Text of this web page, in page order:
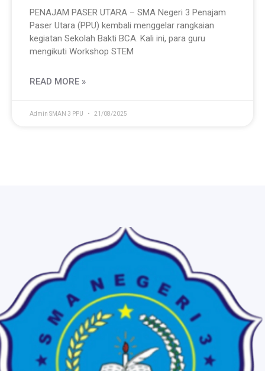
PENAJAM PASER UTARA – SMA Negeri 3 Penajam
Paser Utara (PPU) kembali menggelar rangkaian
kegiatan Sekolah Bakti BCA. Kali ini, para guru
mengikuti Workshop STEM
READ MORE »
Admin SMAN 3 PPU 21/08/2025